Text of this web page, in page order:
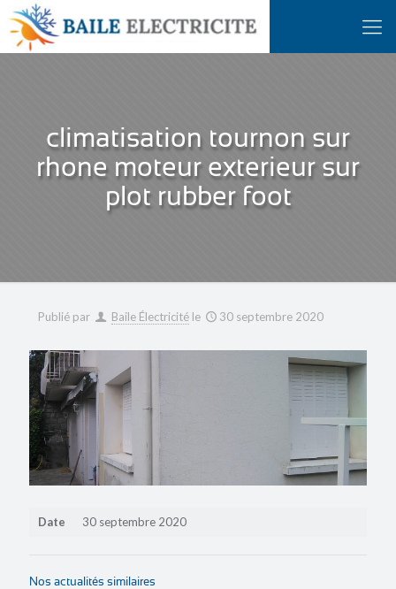
climatisation tournon sur
rhone moteur exterieur sur
plot rubber foot
Publié par Baile Électricité le 30 septembre 2020
Date 30 septembre 2020
Nos actualités similaires